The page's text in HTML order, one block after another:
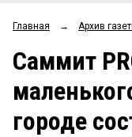
ОБЩЕСТВО
ЗАКОН
Главная → Архив
Саммит
городе